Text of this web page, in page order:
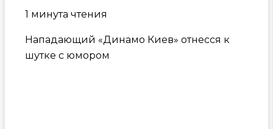
1 минута чтения
Нападающий «Динамо Киев» отнесся к
шутке с юмором